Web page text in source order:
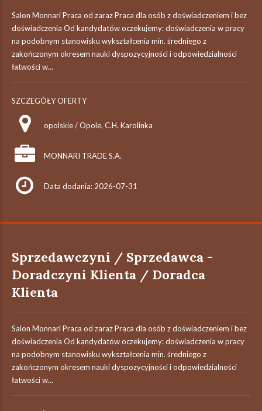
Salon Monnari Praca od zaraz Praca dla osób z doświadczeniem i bez
doświadczenia Od kandydatów oczekujemy: doświadczenia w pracy
na podobnym stanowisku wykształcenia min. średniego z
zakończonym okresem nauki dyspozycyjności i odpowiedzialności
łatwości w...
SZCZEGÓŁY OFERTY
opolskie / Opole, C.H. Karolinka
MONNARI TRADE S.A.
Data dodania: 2026-07-31
Sprzedawczyni / Sprzedawca -
Doradczyni Klienta / Doradca
Klienta
Salon Monnari Praca od zaraz Praca dla osób z doświadczeniem i bez
doświadczenia Od kandydatów oczekujemy: doświadczenia w pracy
na podobnym stanowisku wykształcenia min. średniego z
zakończonym okresem nauki dyspozycyjności i odpowiedzialności
łatwości w...